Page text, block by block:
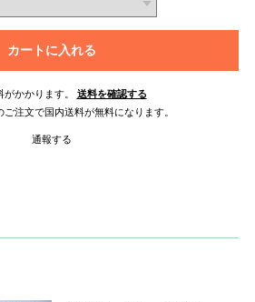
カートに入れる
かかります。
送料を確認する
注文で国内送料が無料になります。
通報する